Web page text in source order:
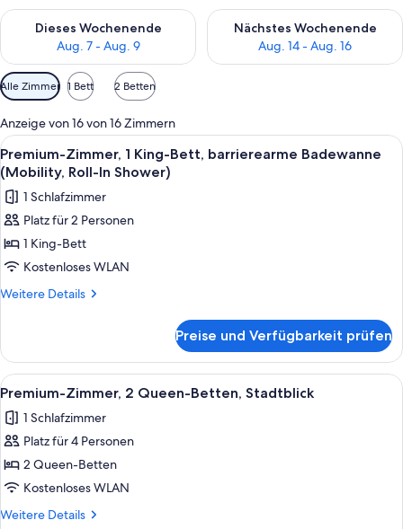
Dieses Wochenende
Aug. 7 - Aug. 9
Überprüfe die Verfügbarkeit für dieses Wochenende, Aug. 7
Nächstes Wochenende
Aug. 14 - Aug. 16
Überprüfe die Verfügbarkeit
Verfügbare
Filter
für
Zimmer
Alle Zimmer 1 Bett 2 Betten
Anzeige von 16 von 16 Zimmern
Alle
Fotos
für
Premium-
Zimmer,
1 King-
Bett,
barrierearme
Roll-
In
Shower)
anzeigen
Ein Plattenspieler mit Schallplatte,
5
Premium-Zimmer, 1 King-Bett, barrierearme Badewanne
(Mobility, Roll-In Shower)
1 Schlafzimmer
Platz für 2 Personen
1 King-Bett
Kostenloses WLAN
Weitere Details
Weitere
Zimmer,
1 King-
Bett,
Badewanne
(Mobility,
In
Shower)
Preise und Verfügbarkeit prüfen
Alle
Fotos
für
Premium-
Zimmer,
2 Queen-
Betten,
Eine Stadtansicht mit mehreren
11
Premium-Zimmer, 2 Queen-Betten, Stadtblick
1 Schlafzimmer
Platz für 4 Personen
2 Queen-Betten
Kostenloses WLAN
Weitere Details
Weitere